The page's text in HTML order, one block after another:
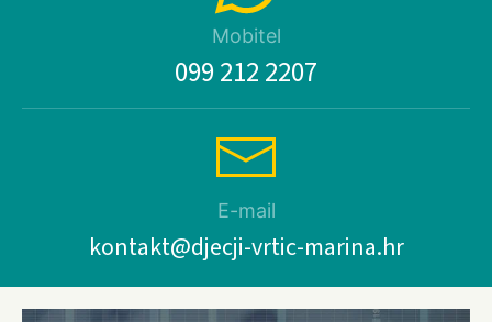
Mobitel
099 212 2207
E-mail
kontakt@djecji-vrtic-marina.hr